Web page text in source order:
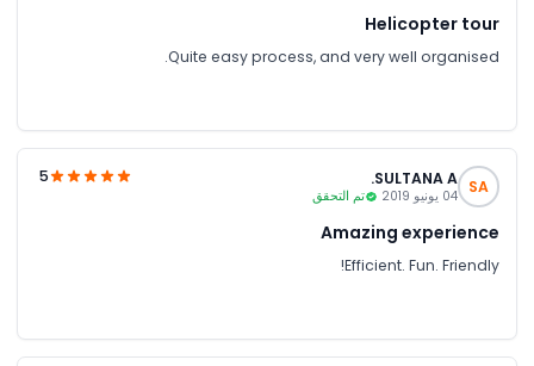
Helicopter tour
Quite easy process, and very well organised.
SA
SULTANA A.
04 يونيو 2019 تم التحقق
5
Amazing experience
Efficient. Fun. Friendly!